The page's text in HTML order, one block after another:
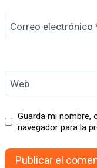
Correo electrónico
Web
Guarda mi nombre,
navegador para la